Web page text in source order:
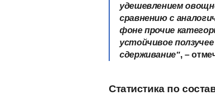
удешевлением
сравнению с
фоне прочие
устойчивое
сдерживание", –
Статистика по